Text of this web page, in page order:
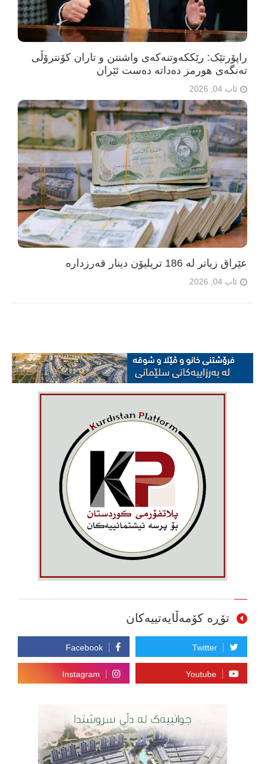
راپۆرتێک: رێککەوتنەکەی واشنتن و تاران کۆنترۆڵی
تەنگەی هورمز دەداتە دەست ئێران
ئاب 04, 2026
عێراق زیاتر لە 186 تریلیۆن دینار قەرزدارە
ئاب 04, 2026
تۆڕە کۆمەڵایەتییەکان